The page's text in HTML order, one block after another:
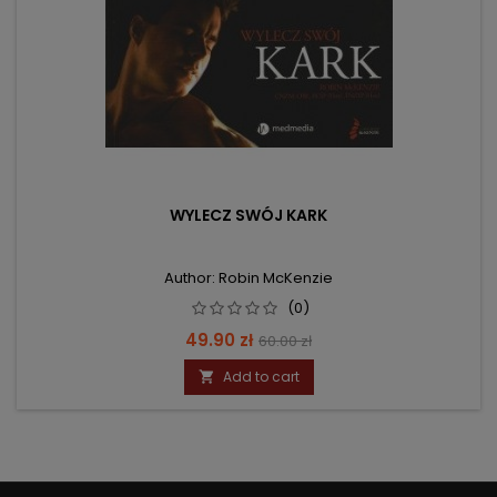
WYLECZ SWÓJ KARK
Author: Robin McKenzie
(0)
Price
49.90 zł Regular
price
60.00 zł
 Add to cart